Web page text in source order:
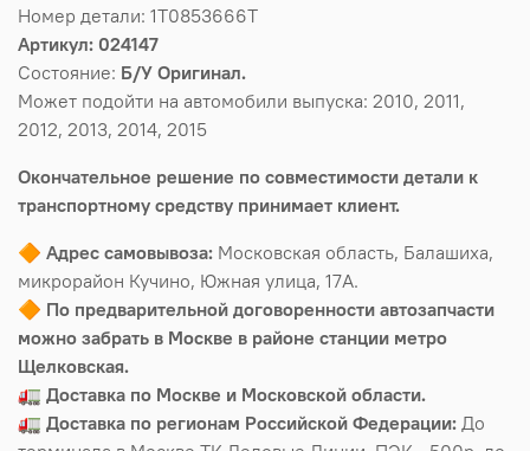
Номер детали: 1T0853666T
Артикул: 024147
Состояние: Б/У Оригинал.
Может подойти на автомобили выпуска: 2010, 2011,
2012, 2013, 2014, 2015
Окончательное решение по совместимости детали к
транспортному средству принимает клиент.
🔶 Адрес самовывоза: Московская область, Балашиха,
микрорайон Кучино, Южная улица, 17А.
🔶 По предварительной договоренности автозапчасти
можно забрать в Москве в районе станции метро
Щелковская.
🚛 Доставка по Москве и Московской области.
🚛 Доставка по регионам Российской Федерации: До